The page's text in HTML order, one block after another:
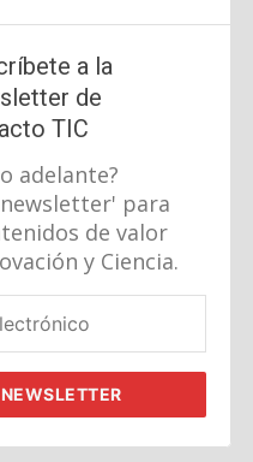
a la
de
TIC
adelante?
para
de valor
y Ciencia.